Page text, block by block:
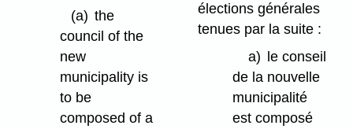
(a) the
council of the
new
municipality is
to be
composed of a
élections générales
tenues par la suite :
a) le conseil
de la nouvelle
municipalité
est composé